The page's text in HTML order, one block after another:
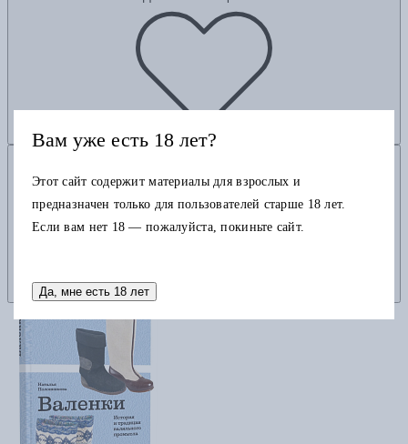
Вам уже есть 18 лет?
Этот сайт содержит материалы для взрослых и
предназначен только для пользователей старше 18 лет.
Если вам нет 18 — пожалуйста, покиньте сайт.
Да, мне есть 18 лет